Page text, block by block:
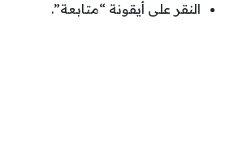
النقر على أيقونة “متابعة”.